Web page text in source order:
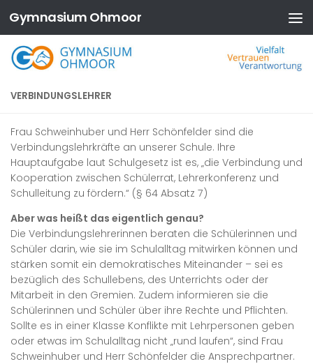
Zum Inhalt springen
Gymnasium Ohmoor
VERBINDUNGSLEHRER
Frau Schweinhuber und Herr Schönfelder sind die
Verbindungslehrkräfte an unserer Schule. Ihre
Hauptaufgabe laut Schulgesetz ist es, „die Verbindung und
Kooperation zwischen Schülerrat, Lehrerkonferenz und
Schulleitung zu fördern.“ (§ 64 Absatz 7)
Aber was heißt das eigentlich genau?
Die Verbindungslehrerinnen beraten die Schülerinnen und
Schüler darin, wie sie im Schulalltag mitwirken können und
stärken somit ein demokratisches Miteinander – sei es
bezüglich des Schullebens, des Unterrichts oder der
Mitarbeit in den Gremien. Zudem informieren sie die
Schülerinnen und Schüler über ihre Rechte und Pflichten.
Sollte es in einer Klasse Konflikte mit Lehrpersonen geben
oder etwas im Schulalltag nicht „rund laufen“, sind Frau
Schweinhuber und Herr Schönfelder die Ansprechpartner.